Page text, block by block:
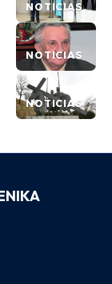
NOTICIAS
NOTICIAS
NOTICIAS